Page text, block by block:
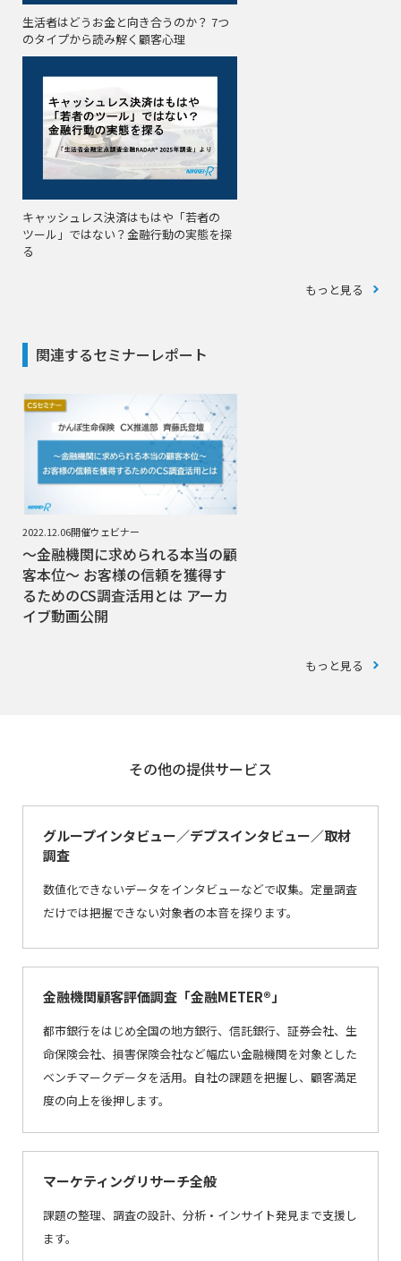
生活者はどうお金と向き合うのか？ 7つ
のタイプから読み解く顧客心理
キャッシュレス決済はもはや「若者の
ツール」ではない？金融行動の実態を探
る
もっと見る
関連するセミナーレポート
2022.12.06開催ウェビナー
～金融機関に求められる本当の顧
客本位～ お客様の信頼を獲得す
るためのCS調査活用とは アーカ
イブ動画公開
もっと見る
その他の提供サービス
グループインタビュー／デプスインタビュー／取材
調査
数値化できないデータをインタビューなどで収集。定量調査
だけでは把握できない対象者の本音を探ります。
金融機関顧客評価調査「金融METER®」
都市銀行をはじめ全国の地方銀行、信託銀行、証券会社、生
命保険会社、損害保険会社など幅広い金融機関を対象とした
ベンチマークデータを活用。自社の課題を把握し、顧客満足
度の向上を後押します。
マーケティングリサーチ全般
課題の整理、調査の設計、分析・インサイト発見まで支援し
ます。